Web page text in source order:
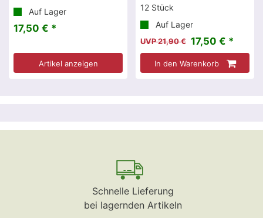
Auf Lager
17,50 € *
Artikel anzeigen
12 Stück
Auf Lager
UVP 21,90 € 17,50 € *
In den Warenkorb
Schnelle Lieferung
bei lagernden Artikeln